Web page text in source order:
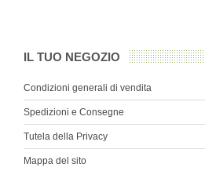
IL TUO NEGOZIO
Condizioni generali di vendita
Spedizioni e Consegne
Tutela della Privacy
Mappa del sito